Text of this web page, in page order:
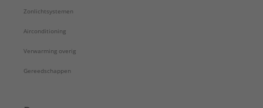
Zonlichtsystemen
Airconditioning
Verwarming overig
Gereedschappen